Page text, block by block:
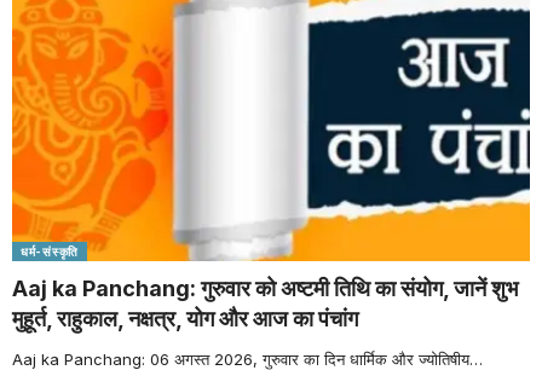
धर्म-संस्कृति
Aaj ka Panchang: गुरुवार को अष्टमी तिथि का संयोग, जानें शुभ
मुहूर्त, राहुकाल, नक्षत्र, योग और आज का पंचांग
Aaj ka Panchang: 06 अगस्त 2026, गुरुवार का दिन धार्मिक और ज्योतिषीय…